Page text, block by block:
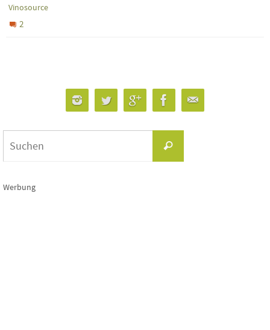
Vinosource
2
Suchen
Werbung